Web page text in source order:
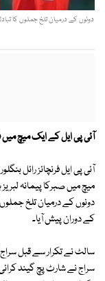
دونوں کے درمیان تلخ جملوں کا
آئی پی ایل کے ایک میچ
آئی پی ایل فرنچائز رائل
میچ میں صبرکا پیمانہ
دونوں کے درمیان تلخ جملوں
کے دوران پیش آیا۔
سراج نے شارٹ پچ گیند